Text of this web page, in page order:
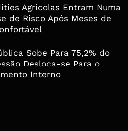
Agrícolas Entram Numa
de Risco Após Meses de
Sobe Para 75,2% do
Desloca-se Para o
Interno